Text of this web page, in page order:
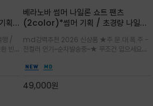
획
로
어
/
빈티
성
베라노바 썸머 나일론 쇼트 팬츠
(2color)*썸머 기획 / 초경량 나일론
가벼운 아이템 / 여행 / 일상 / 운동 모
두 가능한 아이템
md강력추천 2026 신상품 ★주.문.대.폭.주 -
전컬러 인기~순차발송중~★ 무조건 입으세요~~
입니다^^가볍고 드라이한 터치감의 나일론 소
룩, 모임룩, 데일리룩까지 다양하게
49,000원